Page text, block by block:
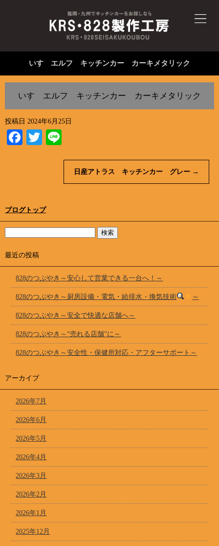
いすゞエルフ キッチンカー カーキメタリック
いすゞエルフ キッチンカー カーキメタリック
投稿日 2024年6月25日
Facebook
Twitter
日産アトラス キッチンカー グレー →
ブログトップ
最近の投稿
828のつぶやき～安心して営業できる一台へ！～
828のつぶやき～厨房設備・電気・給排水・換気技術 ～
828のつぶやき～安全で快適な店舗へ～
828のつぶやき～“売れる店舗”に～
828のつぶやき～安全性・保健所対応・アフターサポート～
アーカイブ
2026年7月
2026年6月
2026年5月
2026年4月
2026年3月
2026年2月
2026年1月
2025年12月